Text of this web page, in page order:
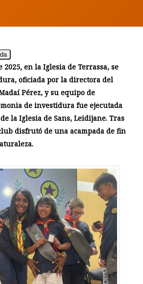
en la Iglesia de Terrassa, se
oficiada por la directora del
Pérez, y su equipo de
de investidura fue ejecutada
la Iglesia de Sans, Leidijane. Tras
disfrutó de una acampada de fin